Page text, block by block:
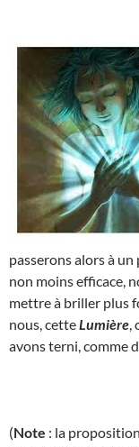
passerons alors à
non moins efficace,
mettre à briller plus
nous, cetteLumière
avons terni, comme
(Note : la